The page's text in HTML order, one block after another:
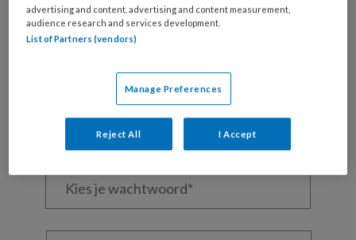
artikelen gratis per maand
mailadres?
Kies
advertising and content, advertising and content measurement,
audience research and services development.
List of Partners (vendors)
Manage Preferences
Reject All I Accept